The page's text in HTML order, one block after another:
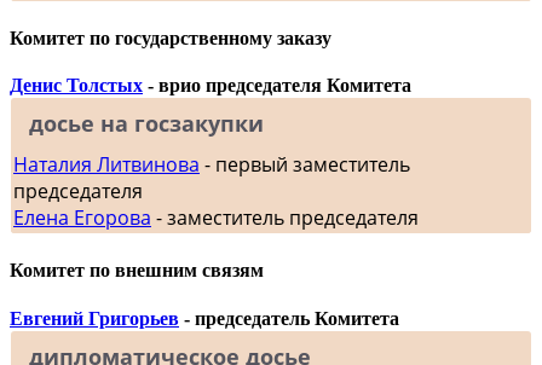
Комитет по государственному заказу
Денис Толстых - врио председателя Комитета
досье на госзакупки
Наталия Литвинова - первый заместитель
председателя
Елена Егорова - заместитель председателя
Комитет по внешним связям
Евгений Григорьев - председатель Комитета
дипломатическое досье